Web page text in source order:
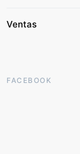
Ventas
FACEBOOK